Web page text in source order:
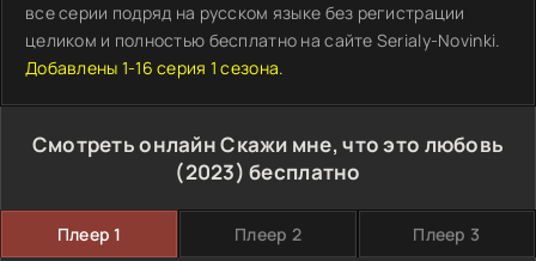
все серии подряд на русском языке без регистрации
целиком и полностью бесплатно на сайте Serialy-Novinki.
Добавлены 1-16 серия 1 сезона.
Смотреть онлайн Скажи мне, что это любовь
(2023) бесплатно
Плеер 1 Плеер 2 Плеер 3